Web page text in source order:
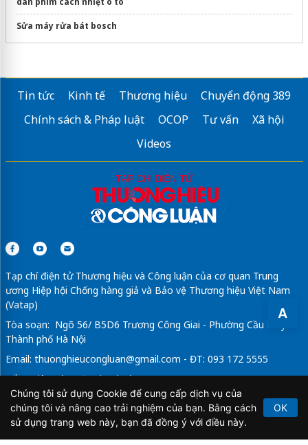
A
Sửa máy rửa bát bosch
Tin tức Kinh tế Thương hiệu
Chuyển động 389
Chính sách & Pháp luật
OCOP Tư vấn
Xã hội
Videos
Tạp chí điện tử Thương hiệu và Công luận của cơ quan Trung
ương Hiệp hội Chống hàng giả và Bảo vệ Thương hiệu Việt Nam
(Vatap)
Tòa soạn: Ngõ 56/ B5D6 Trương Công Giai - Phường Cầu Giấy -
Thành phố Hà Nội
Email: thuonghieucongluan@gmail.com - ĐT: 093 172 5555
Tổng Biên Tập: Vũ Đức Thuận
Giấy phép hoạt động báo chí điện tử số 64/GP-BTTTT do Bộ
Thông tin và Truyền thông cấp ngày 21/2/2020.
Chúng tôi sử dụng Cookie để cung cấp dịch vụ của
chúng tôi và nâng cao trải nghiệm của bạn. Bằng cách
sử dụng trang web này, bạn đã đồng ý với điều này.
OK